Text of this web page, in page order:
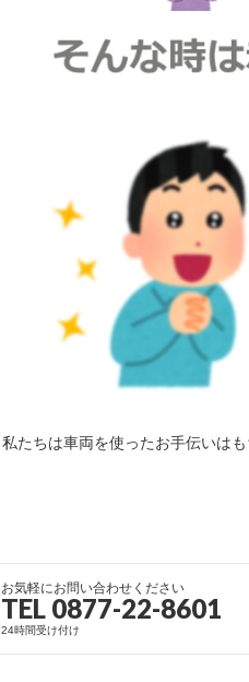
私たちは車両を使ったお手伝いは
お気軽にお問い合わせください
TEL 0877-22-8601
24時間受け付け